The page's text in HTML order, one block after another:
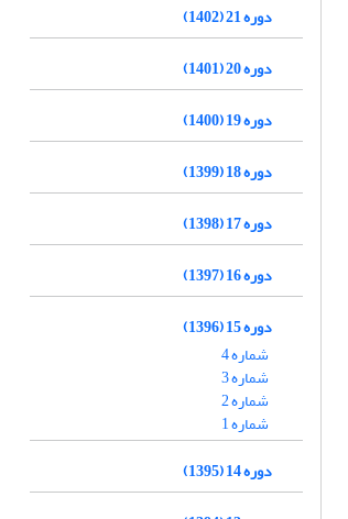
دوره 21 (1402)
دوره 20 (1401)
دوره 19 (1400)
دوره 18 (1399)
دوره 17 (1398)
دوره 16 (1397)
دوره 15 (1396)
شماره 4
شماره 3
شماره 2
شماره 1
دوره 14 (1395)